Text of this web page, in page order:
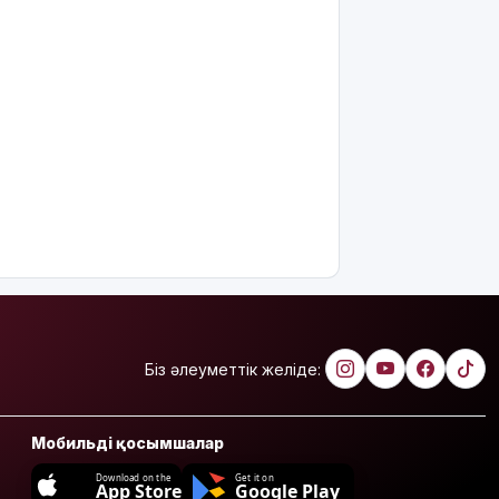
Біз әлеуметтік желіде:
Мобильді қосымшалар
Download on the
App Store
Get it on
Google Play